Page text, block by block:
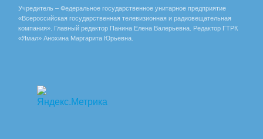
Учредитель – Федеральное государственное унитарное предприятие
«Всероссийская государственная телевизионная и радиовещательная
компания». Главный редактор Панина Елена Валерьевна. Редактор ГТРК
«Ямал» Анохина Маргарита Юрьевна.